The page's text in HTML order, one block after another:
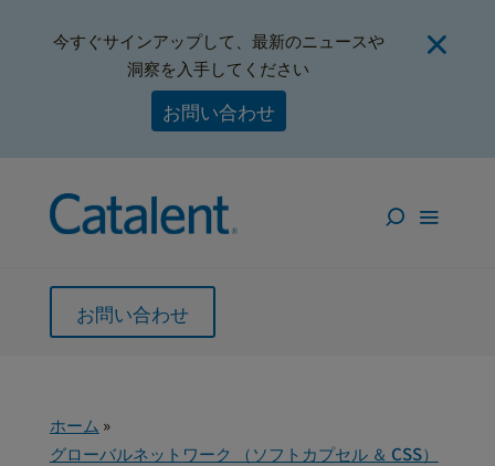
今すぐサインアップして、最新のニュースや
洞察を入手してください
お問い合わせ
お問い合わせ
ホーム »
グローバルネットワーク （ソフトカプセル ＆ CSS）